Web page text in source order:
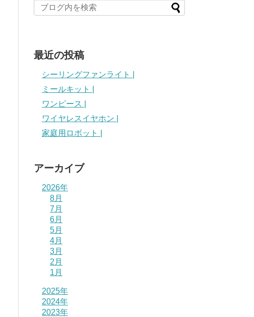
最近の投稿
シーリングファンライト |
ミールキット |
ワンピース |
ワイヤレスイヤホン |
家庭用ロボット |
アーカイブ
2026年
8月
7月
6月
5月
4月
3月
2月
1月
2025年
2024年
2023年